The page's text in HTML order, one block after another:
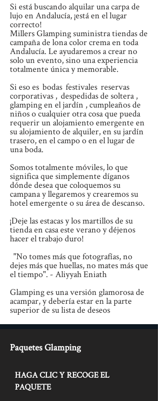
Si está buscando alquilar una carpa de
lujo en Andalucía, ¡está en el lugar
correcto!
Millers Glamping suministra tiendas de
campaña de lona color crema en toda
Andalucía. Le ayudaremos a crear no
solo un evento, sino una experiencia
totalmente única y memorable.
Si eso es bodas festivales reservas
corporativas , despedidas de soltera,
glamping en el jardín , cumpleaños de
niños o cualquier otra cosa que pueda
requerir un alojamiento emergente en
su alojamiento de alquiler, en su jardín
trasero, en el campo o en el lugar de
una boda.
Somos totalmente móviles, lo que
significa que simplemente díganos
dónde desea que coloquemos su
campana y llegaremos y crearemos su
hotel emergente o su área de descanso.
¡Deje las estacas y los martillos de su
tienda en casa este verano y déjenos
hacer el trabajo duro!
"No tomes más que fotografías, no
dejes más que huellas, no mates más que
el tiempo". - Aliyyah Eniath
Glamping es una versión glamorosa de
acampar, y debería estar en la parte
superior de su lista de deseos
Paquetes Glamping
HAGA CLIC Y RECOGE EL
PAQUETE